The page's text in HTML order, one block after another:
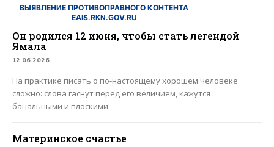
ВЫЯВЛЕНИЕ ПРОТИВОПРАВНОГО КОНТЕНТА
EAIS.RKN.GOV.RU
Он родился 12 июня, чтобы стать легендой
Ямала
12.06.2026
На практике писать о по-настоящему хорошем человеке
сложно: слова гаснут перед его величием, кажутся
банальными и плоскими.
Материнское счастье